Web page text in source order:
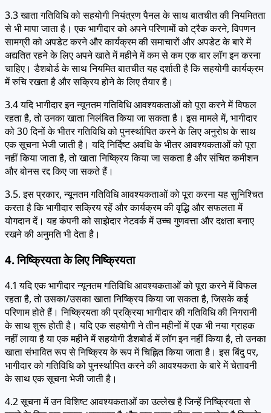
3.3 खाता गतिविधि को सहयोगी नियंत्रण पैनल के साथ बातचीत की नियमितता
से भी मापा जाता है। एक भागीदार को अपने परिणामों को ट्रैक करने, विपणन
सामग्री को अपडेट करने और कार्यक्रम की समाचारों और अपडेट के बारे में
अद्यतित रहने के लिए अपने खाते में महीने में कम से कम एक बार लॉग इन करना
चाहिए। डैशबोर्ड के साथ नियमित बातचीत यह दर्शाती है कि सहयोगी कार्यक्रम
में रुचि रखता है और सक्रिय होने के लिए तैयार है।
3.4 यदि भागीदार इन न्यूनतम गतिविधि आवश्यकताओं को पूरा करने में विफल
रहता है, तो उनका खाता निलंबित किया जा सकता है। इस मामले में, भागीदार
को 30 दिनों के भीतर गतिविधि को पुनर्स्थापित करने के लिए अनुरोध के साथ
एक सूचना भेजी जाती है। यदि निर्दिष्ट अवधि के भीतर आवश्यकताओं को पूरा
नहीं किया जाता है, तो खाता निष्क्रिय किया जा सकता है और संचित कमीशन
और बोनस रद्द किए जा सकते हैं।
3.5. इस प्रकार, न्यूनतम गतिविधि आवश्यकताओं को पूरा करना यह सुनिश्चित
करता है कि भागीदार सक्रिय रहें और कार्यक्रम की वृद्धि और सफलता में
योगदान दें। यह कंपनी को साझेदार नेटवर्क में उच्च गुणवत्ता और दक्षता बनाए
रखने की अनुमति भी देता है।
4. निष्क्रियता के लिए निष्क्रियता
4.1 यदि एक भागीदार न्यूनतम गतिविधि आवश्यकताओं को पूरा करने में विफल
रहता है, तो उसका/उसका खाता निष्क्रिय किया जा सकता है, जिसके कई
परिणाम होते हैं। निष्क्रियता की प्रक्रिया भागीदार की गतिविधि की निगरानी
के साथ शुरू होती है। यदि एक सहयोगी ने तीन महीनों में एक भी नया ग्राहक
नहीं लाया है या एक महीने में सहयोगी डैशबोर्ड में लॉग इन नहीं किया है, तो उनका
खाता संभावित रूप से निष्क्रिय के रूप में चिह्नित किया जाता है। इस बिंदु पर,
भागीदार को गतिविधि को पुनर्स्थापित करने की आवश्यकता के बारे में चेतावनी
के साथ एक सूचना भेजी जाती है।
4.2 सूचना में उन विशिष्ट आवश्यकताओं का उल्लेख है जिन्हें निष्क्रियता से